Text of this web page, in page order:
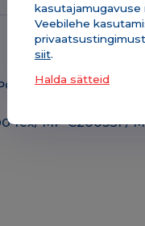
kasutajamugavuse
Veebilehe
siit.
Halda sätteid
MPC2004ex/
MP-C2003SP/